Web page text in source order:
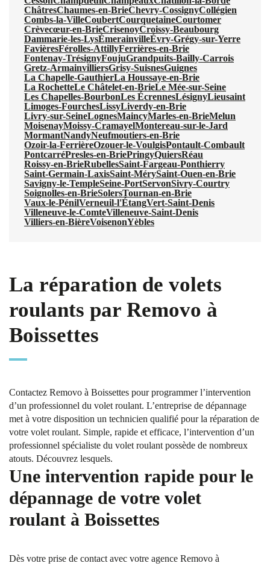
ChâtresChaumes-en-BrieChevry-CossignyCollégien
Combs-la-VilleCoubertCourquetaineCourtomer
Crèvecœur-en-BrieCrisenoyCroissy-Beaubourg
Dammarie-les-LysÉmerainvilleÉvry-Grégy-sur-Yerre
FavièresFérolles-AttillyFerrières-en-Brie
Fontenay-TrésignyFoujuGrandpuits-Bailly-Carrois
Gretz-ArmainvilliersGrisy-SuisnesGuignes
La Chapelle-GauthierLa Houssaye-en-Brie
La RochetteLe Châtelet-en-BrieLe Mée-sur-Seine
Les Chapelles-BourbonLes ÉcrennesLésignyLieusaint
Limoges-FourchesLissyLiverdy-en-Brie
Livry-sur-SeineLognesMaincyMarles-en-BrieMelun
MoisenayMoissy-CramayelMontereau-sur-le-Jard
MormantNandyNeufmoutiers-en-Brie
Ozoir-la-FerrièreOzouer-le-VoulgisPontault-Combault
PontcarréPresles-en-BriePringyQuiersRéau
Roissy-en-BrieRubellesSaint-Fargeau-Ponthierry
Saint-Germain-LaxisSaint-MérySaint-Ouen-en-Brie
Savigny-le-TempleSeine-PortServonSivry-Courtry
Soignolles-en-BrieSolersTournan-en-Brie
Vaux-le-PénilVerneuil-l'ÉtangVert-Saint-Denis
Villeneuve-le-ComteVilleneuve-Saint-Denis
Villiers-en-BièreVoisenonYèbles
La réparation de volets
roulants par Removo à
Boissettes
Contactez Removo à Boissettes pour programmer l’intervention
d’un professionnel du volet roulant. L’entreprise de dépannage
met à votre disposition un technicien qualifié pour la réparation de
votre volet roulant. Simple, rapide et efficace, l’intervention d’un
professionnel spécialiste du volet roulant possède de nombreux
atouts. Découvrez lesquels.
Une intervention rapide pour le
dépannage de votre volet
roulant à Boissettes
Dès votre prise de contact avec votre agence Removo à